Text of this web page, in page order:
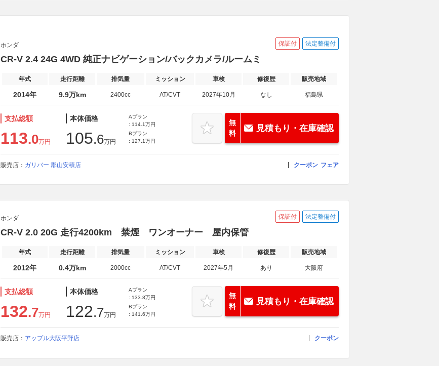
ホンダ 保証付 法定整備付
CR-V 2.4 24G 4WD 純正ナビゲーション/バックカメラ/ルームミ
年式 走行距離 排気量 ミッション 車検 修復歴 販売地域
2014年 9.9万km 2400cc AT/CVT 2027年10月 なし 福島県
支払総額
113.0万円
本体価格
105.6万円
Aプラン
: 114.1万円
Bプラン
: 127.1万円
無
料
見積もり・在庫確認
販売店： ガリバー 郡山安積店 クーポン フェア
ホンダ 保証付 法定整備付
CR-V 2.0 20G 走行4200km 禁煙 ワンオーナー 屋内保管
年式 走行距離 排気量 ミッション 車検 修復歴 販売地域
2012年 0.4万km 2000cc AT/CVT 2027年5月 あり 大阪府
支払総額
132.7万円
本体価格
122.7万円
Aプラン
: 133.8万円
Bプラン
: 141.6万円
無
料
見積もり・在庫確認
販売店： アップル大阪平野店 クーポン